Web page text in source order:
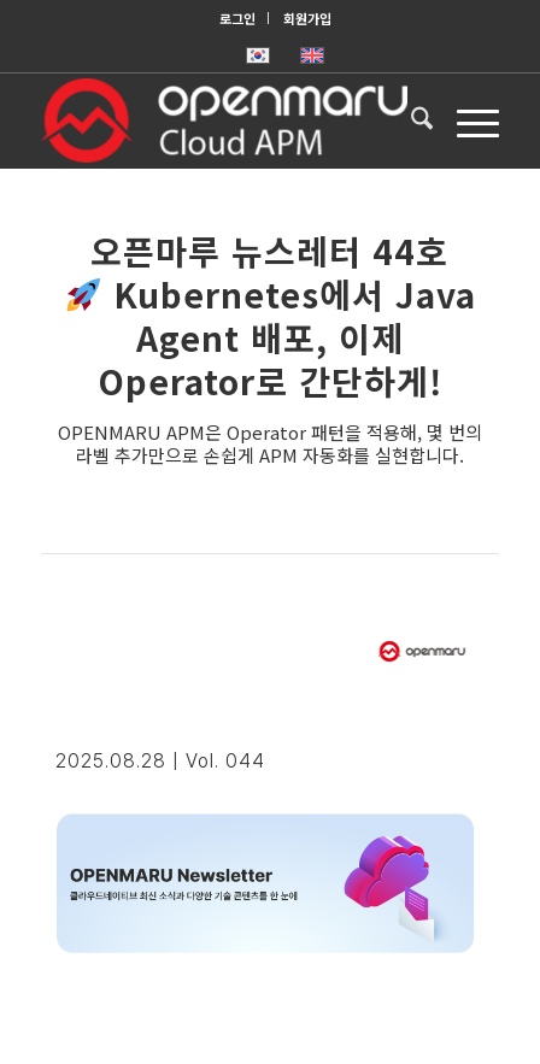
로그인 회원가입
오픈마루 뉴스레터 44호
Kubernetes에서 Java
Agent 배포, 이제
Operator로 간단하게!
OPENMARU APM은 Operator 패턴을 적용해, 몇 번의
라벨 추가만으로 손쉽게 APM 자동화를 실현합니다.
2025.08.28 | Vol. 044